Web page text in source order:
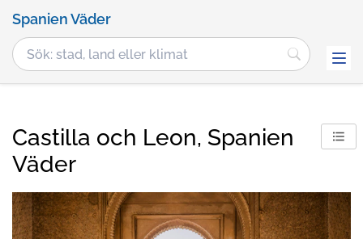
Spanien Väder
Castilla och Leon, Spanien
Väder